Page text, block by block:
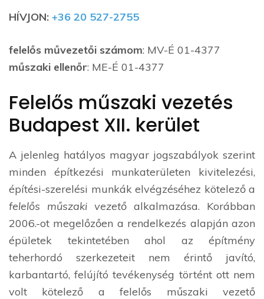
HÍVJON: +36 20 527-2755
felelős művezetői számom: MV-É 01-4377
műszaki ellenőr: ME-É 01-4377
Felelős műszaki vezetés
Budapest XII. kerület
A jelenleg hatályos magyar jogszabályok szerint
minden építkezési munkaterületen kivitelezési,
építési-szerelési munkák elvégzéséhez kötelező a
felelős műszaki vezető alkalmazása. Korábban
2006.-ot megelőzően a rendelkezés alapján azon
épületek tekintetében ahol az építmény
teherhordó szerkezeteit nem érintő javító,
karbantartó, felújító tevékenység történt ott nem
volt kötelező a felelős műszaki vezető